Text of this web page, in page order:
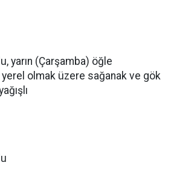
yarın (Çarşamba) öğle
olmak üzere sağanak ve gök